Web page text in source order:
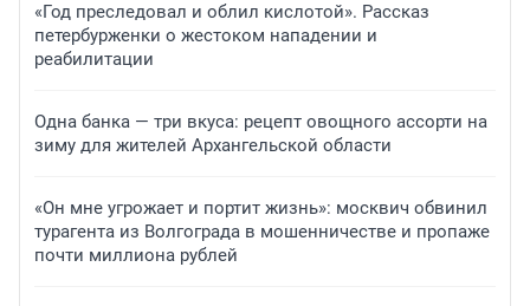
«Год преследовал и облил кислотой». Рассказ
петербурженки о жестоком нападении и
реабилитации
Одна банка — три вкуса: рецепт овощного ассорти на
зиму для жителей Архангельской области
«Он мне угрожает и портит жизнь»: москвич обвинил
турагента из Волгограда в мошенничестве и пропаже
почти миллиона рублей